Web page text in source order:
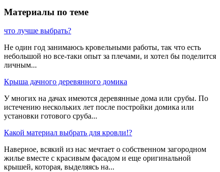
Материалы по теме
что лучше выбрать?
Не один год занимаюсь кровельными работы, так что есть
небольшой но все-таки опыт за плечами, и хотел бы поделится
личным...
Крыша дачного деревянного домика
У многих на дачах имеются деревянные дома или срубы. По
истечению нескольких лет после постройки домика или
установки готового сруба...
Какой материал выбрать для кровли!?
Наверное, всякий из нас мечтает о собственном загородном
жилье вместе с красивым фасадом и еще оригинальной
крышей, которая, выделяясь на...